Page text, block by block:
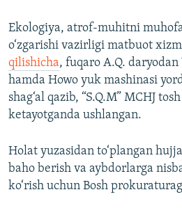
Ekologiya, atrof-muhitni
o‘zgarishi vazirligi matbuot
qilishicha, fuqaro A.Q.
hamda Howo yuk mashinasi
shag‘al qazib, “S.Q.M” MCHJ
ketayotganda ushlangan.
Holat yuzasidan to‘plangan
baho berish va aybdorlarga
ko‘rish uchun Bosh